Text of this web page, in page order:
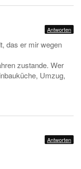
Antworten
das er mir wegen
zustande. Wer
Umzug,
Antworten